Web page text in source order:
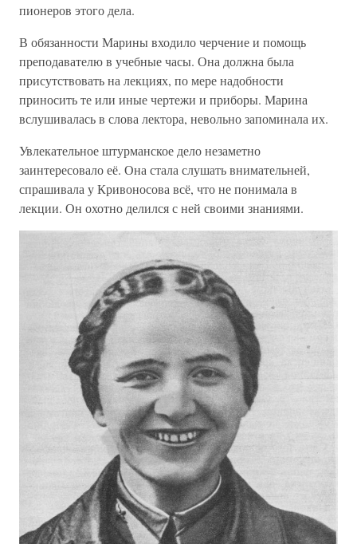
пионеров этого дела.
В обязанности Марины входило черчение и помощь
преподавателю в учебные часы. Она должна была
присутствовать на лекциях, по мере надобности
приносить те или иные чертежи и приборы. Марина
вслушивалась в слова лектора, невольно запоминала их.
Увлекательное штурманское дело незаметно
заинтересовало её. Она стала слушать внимательней,
спрашивала у Кривоносова всё, что не понимала в
лекции. Он охотно делился с ней своими знаниями.